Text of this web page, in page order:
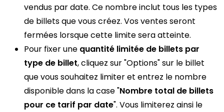
vendus par date. Ce nombre inclut tous les types
de billets que vous créez. Vos ventes seront
fermées lorsque cette limite sera atteinte.
Pour fixer une quantité limitée de billets par
type de billet, cliquez sur "Options" sur le billet
que vous souhaitez limiter et entrez le nombre
disponible dans la case "Nombre total de billets
pour ce tarif par date". Vous limiterez ainsi le